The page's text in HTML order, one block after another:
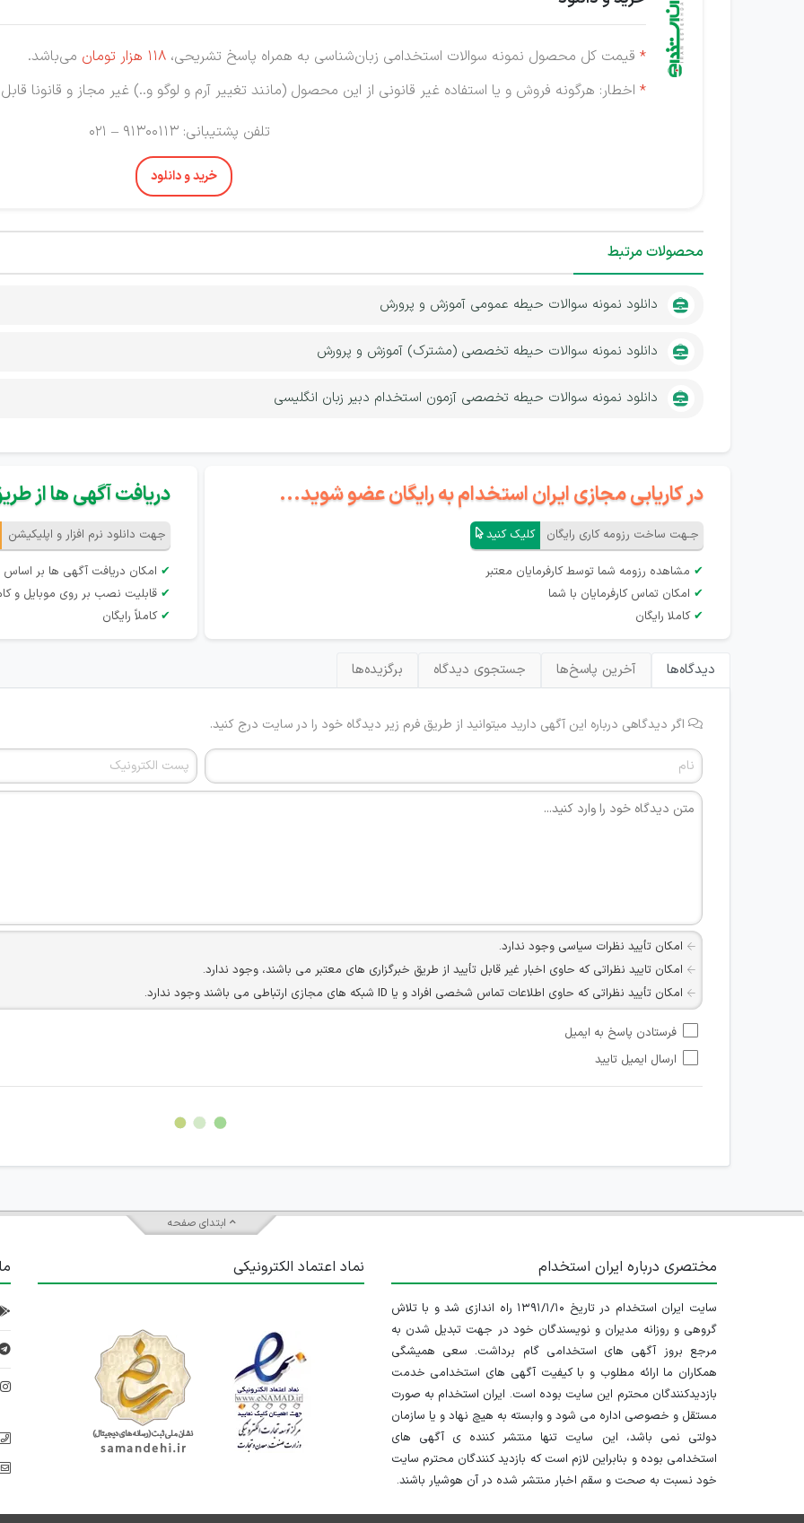
* قیمت کل محصول نمونه سوالات استخدامی زبان‌شناسی به همراه پاسخ تشریحی، 118 هزار تومان می‌باشد.
* اخطار: هرگونه فروش و یا استفاده غیر قانونی از این محصول (مانند تغییر آرم و لوگو و..) غیر مجاز و قانونا
تلفن پشتیبانی: 91300113 – 021
خرید و دانلود
محصولات مرتبط
دانلود نمونه سوالات حیطه عمومی آموزش و پرورش
دانلود نمونه سوالات حیطه تخصصی (مشترک) آموزش و پرورش
دانلود نمونه سوالات حیطه تخصصی آزمون استخدام دبیر زبان انگلیسی
در کاریابی مجازی ایران استخدام به رایگان عضو شوید...
جـهت ساخت رزومه کاری رایگان کلیک کنید
✔ مشاهده رزومه شما توسط کارفرمایان معتبر
✔ امکان تماس کارفرمایان با شما
✔ کاملا رایگان
دریافت آگهی ها از
جهت دانلود نرم افزار و اپلیکیشن
✔ امکان دریافت آگهی ها بر
✔ قابلیت نصب بر روی موبایل و
✔ کاملاً رایگان
دیدگاه‌ها آخرین پاسخ‌ها جستجوی دیدگاه برگزیده‌ها
اگر دیدگاهی درباره این آگهی دارید میتوانید از طریق فرم زیر دیدگاه خود را در سایت درج کنید.
امکان تأیید نظرات سیاسی وجود ندارد.
امکان تایید نظراتی که حاوی اخبار غیر قابل تأیید از طریق خبرگزاری های معتبر می باشند، وجود ندارد.
امکان تأیید نظراتی که حاوی اطلاعات تماس شخصی افراد و یا ID شبکه های مجازی ارتباطی می باشند وجود ندارد.
هرگونه تحریک، تحقیر و کنایه به سایر افراد (مسئول و غیر مسئول) غیر مجاز می باشد.
امکان هماهنگی برای هرگونه ملاقات حضوری چه به صورت دسته جمعی و چه فردی توسط کاربران سایت وجود ندارد.
فرستادن پاسخ به ایمیل
ارسال ایمیل تایید
ابتدای صفحه
مختصری درباره ایران استخدام
سایت ایران استخدام در تاریخ ۱۳۹۱/۱/۱۰ راه اندازی شد و با تلاش
گروهی و روزانه مدیران و نویسندگان خود در جهت تبدیل شدن به
مرجع بروز آگهی های استخدامی گام برداشت. سعی همیشگی
همکاران ما ارائه مطلوب و با کیفیت آگهی های استخدامی خدمت
بازدیدکنندگان محترم این سایت بوده است. ایران استخدام به صورت
مستقل و خصوصی اداره می شود و وابسته به هیچ نهاد و یا سازمان
دولتی نمی باشد، این سایت تنها منتشر کننده ی آگهی های
استخدامی بوده و بنابراین لازم است که بازدید کنندگان محترم سایت
خود نسبت به صحت و سقم اخبار منتشر شده در آن هوشیار باشند.
نماد اعتماد الکترونیکی